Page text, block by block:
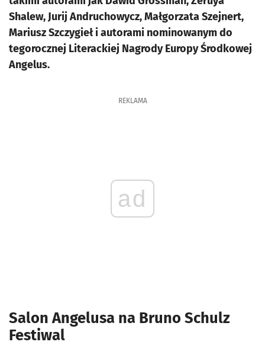
Shalew, Jurij Andruchowycz, Małgorzata Szejnert,
Mariusz Szczygieł i autorami nominowanym do
tegorocznej Literackiej Nagrody Europy Środkowej
Angelus.
REKLAMA
ad
Salon Angelusa na Bruno Schulz
Festiwal